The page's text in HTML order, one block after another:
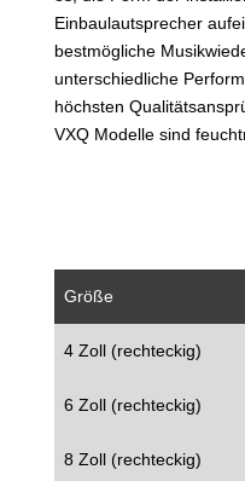
Einbaulautsprecher
bestmögliche
unterschiedliche
höchsten
VXQ Modelle sind
Größe
4 Zoll (rechteckig)
6 Zoll (rechteckig)
8 Zoll (rechteckig)